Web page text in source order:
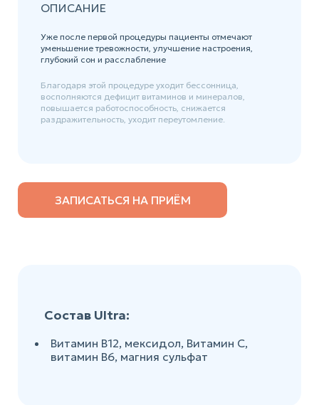
ОПИСАНИЕ
Уже после первой процедуры пациенты отмечают
уменьшение тревожности, улучшение настроения,
глубокий сон и расслабление
Благодаря этой процедуре уходит бессонница,
восполняются дефицит витаминов и минералов,
повышается работоспособность, снижается
раздражительность, уходит переутомление.
ЗАПИСАТЬСЯ НА ПРИЁМ
Состав Ultra:
Витамин В12, мексидол, Витамин С,
витамин В6, магния сульфат